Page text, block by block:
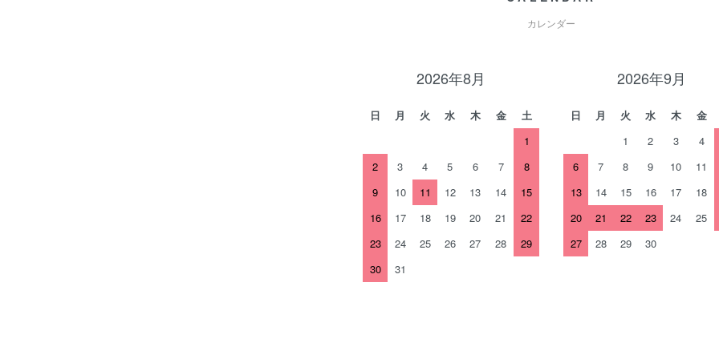
カレンダー
2026年8月
日 月 火 水 木 金
土
1
2
3 4 5 6 7
8
9
10 11 12 13 14
15
16
17 18 19 20 21
22
23
24 25 26 27 28
29
30
31
2026年9月
日 月 火 水 木 金
1
2 3 4
6
7 8 9 10 11
13
14 15 16 17 18
20
21 22 23 24 25
27
28 29 30